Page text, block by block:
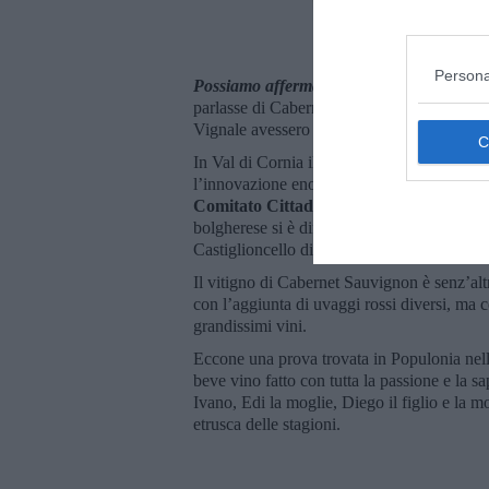
Possiamo affermare che questa notizia
parlasse di Cabernet Sauvignon nel
Vignale avessero continuato a coltivare
In Val di Cornia il Pinot B e il Cabernet
l’innovazione enologica con la seconda
Comitato Cittadino di Venturina
bolgherese si è diffuso negli anni ’60 con
Castiglioncello di Bolgheri.
Il vitigno di Cabernet Sauvignon è
con l’aggiunta di uvaggi rossi diversi, ma
grandissimi vini.
Eccone una prova trovata in Populonia
beve vino fatto con tutta la passione e la
Ivano, Edi la moglie, Diego il figlio e la
etrusca delle stagioni.